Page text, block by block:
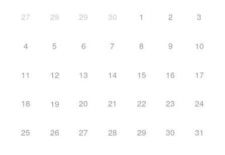
27 28 29 30 1 2 3
4 5 6 7 8 9 10
11 12 13 14 15 16 17
18 19 20 21 22 23 24
25 26 27 28 29 30 31